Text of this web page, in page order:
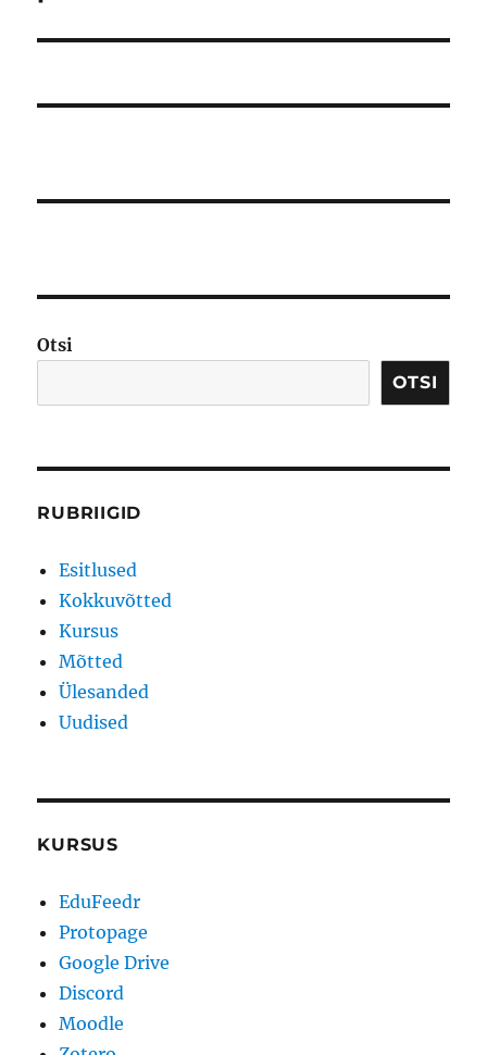
Otsi
OTSI
RUBRIIGID
Esitlused
Kokkuvõtted
Kursus
Mõtted
Ülesanded
Uudised
KURSUS
EduFeedr
Protopage
Google Drive
Discord
Moodle